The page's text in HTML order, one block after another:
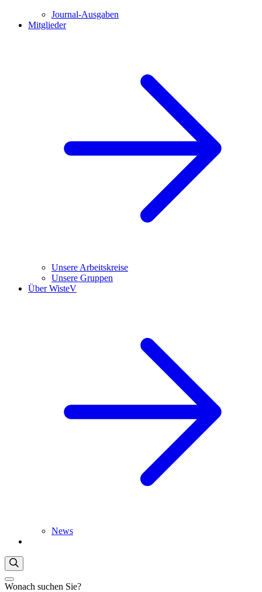
Journal-Ausgaben
Mitglieder
Unsere Arbeitskreise
Unsere Gruppen
Über WisteV
News
Wonach suchen Sie?